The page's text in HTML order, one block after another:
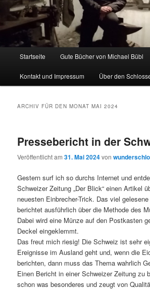
Zum Inhalt wechseln
Zum sekundären Inhalt wechseln
Startseite Gute Bücher von Michael Bübl
Kontakt und Impressum Über den
ARCHIV FÜR DEN MONATMAI 2024
Pressebericht in der
Veröffentlicht am31. Mai 2024von
Gestern surf ich so durchs Internet und
Schweizer Zeitung „Der Blick“ einen Artikel
neuesten Einbrecher-Trick. Das viel gelesene
berichtet ausführlich über die Methode des
Dabei wird eine Münze auf den Postkasten
Deckel eingeklemmt.
Das freut mich riesig! Die Schweiz ist sehr
Ereignisse im Ausland geht und, wenn die
berichten, dann muss das Thema wahrlich
Einen Bericht in einer Schweizer Zeitung zu
schon was besonderes und zeugt von